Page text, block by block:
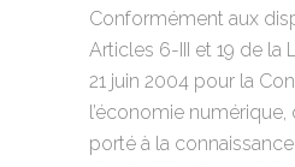
Conformément aux
Articles 6-III et 19 de la
21 juin 2004 pour la
l’économie numérique,
porté à la